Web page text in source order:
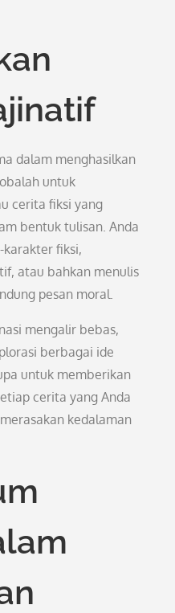
dalam menghasilkan
untuk
cerita fiksi yang
bentuk tulisan. Anda
fiksi,
atau bahkan menulis
pesan moral.
mengalir bebas,
berbagai ide
untuk memberikan
cerita yang Anda
kedalaman